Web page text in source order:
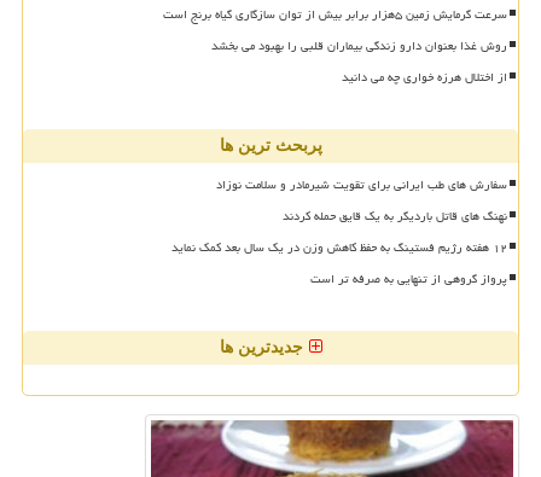
سرعت گرمایش زمین ۵هزار برابر بیش از توان سازگاری گیاه برنج است
روش غذا بعنوان دارو زندگی بیماران قلبی را بهبود می بخشد
از اختلال هرزه خواری چه می دانید
پربحث ترین ها
سفارش های طب ایرانی برای تقویت شیرمادر و سلامت نوزاد
نهنگ های قاتل باردیگر به یک قایق حمله کردند
۱۲ هفته رژیم فستینگ به حفظ کاهش وزن در یک سال بعد کمک نماید
پرواز گروهی از تنهایی به صرفه تر است
جدیدترین ها